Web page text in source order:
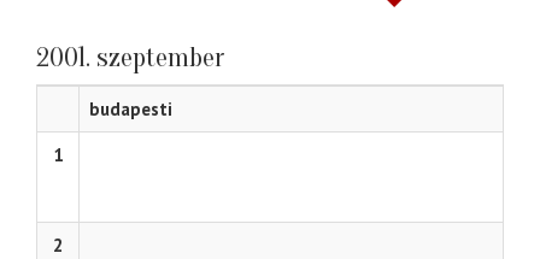
2001. szeptember
budapesti
1
2